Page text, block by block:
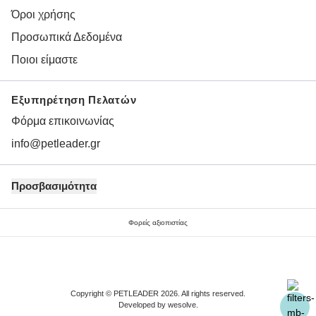
Όροι χρήσης
Προσωπικά Δεδομένα
Ποιοι είμαστε
Εξυπηρέτηση Πελατών
Φόρμα επικοινωνίας
info@petleader.gr
Προσβασιμότητα
Φορείς αξιοπιστίας
Copyright © PETLEADER 2026. All rights reserved.
Developed by wesolve.